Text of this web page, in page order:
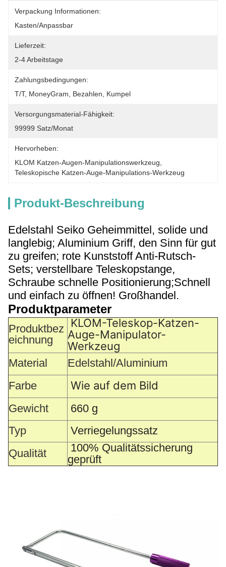
Verpackung Informationen:
Kasten/Anpassbar
Lieferzeit:
2-4 Arbeitstage
Zahlungsbedingungen:
T/T, MoneyGram, Bezahlen, Kumpel
Versorgungsmaterial-Fähigkeit:
99999 Satz/Monat
Hervorheben:
KLOM Katzen-Augen-Manipulationswerkzeug
Teleskopische Katzen-Auge-Manipulations-Werkzeug
Produkt-Beschreibung
Edelstahl Seiko Geheimmittel, solide und
langlebig; Aluminium Griff, den Sinn für gut
zu greifen; rote Kunststoff Anti-Rutsch-
Sets; verstellbare Teleskopstange,
Schraube schnelle Positionierung;Schnell
und einfach zu öffnen! Großhandel.
Produktparameter
Produktbez
eichnung
KLOM-Teleskop-Katzen-
Auge-Manipulator-
Werkzeug
Material
Edelstahl/Aluminium
Farbe
Wie auf dem Bild
Gewicht
660 g
Typ
Verriegelungssatz
Qualität
100% Qualitätssicherung
geprüft